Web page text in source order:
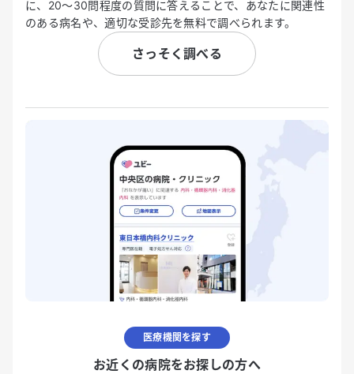
に、20〜30問程度の質問に答えることで、あなたに関連性
のある病名や、適切な受診先を無料で調べられます。
さっそく調べる
医療機関を探す
お近くの病院をお探しの方へ